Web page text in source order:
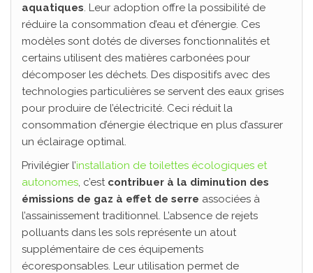
aquatiques. Leur adoption offre la possibilité de
réduire la consommation d’eau et d’énergie. Ces
modèles sont dotés de diverses fonctionnalités et
certains utilisent des matières carbonées pour
décomposer les déchets. Des dispositifs avec des
technologies particulières se servent des eaux grises
pour produire de l’électricité. Ceci réduit la
consommation d’énergie électrique en plus d’assurer
un éclairage optimal.
Privilégier l’installation de toilettes écologiques et
autonomes, c’estcontribuer à la diminution des
émissions de gaz à effet de serre associées à
l’assainissement traditionnel. L’absence de rejets
polluants dans les sols représente un atout
supplémentaire de ces équipements
écoresponsables. Leur utilisation permet de